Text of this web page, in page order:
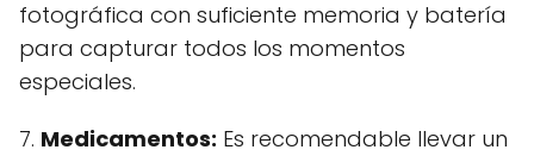
fotográfica con suficiente memoria y batería
para capturar todos los momentos
especiales.
7. Medicamentos: Es recomendable llevar un